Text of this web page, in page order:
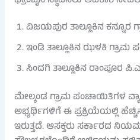
ವಿಜಯಪುರ ತಾಲ್ಲೂಕಿನ ಕನ್ನೂರ
ಇಂಡಿ ತಾಲ್ಲೂಕಿನ ಝಳಕಿ ಗ್ರಾಮ
ಸಿಂದಗಿ ತಾಲ್ಲೂಕಿನ ರಾಂಪೂರ
ಮೇಲ್ಕಂಡ ಗ್ರಾಮ ಪಂಚಾಯಿತಿಗಳ
ಅಭ್ಯರ್ಥಿಗಳಿಗೆ ಈ ಪ್ರಕ್ರಿಯೆಯಲ್ಲಿ
ಇರುತ್ತದೆ. ಆಸಕ್ತರು ಸರ್ಕಾರದ